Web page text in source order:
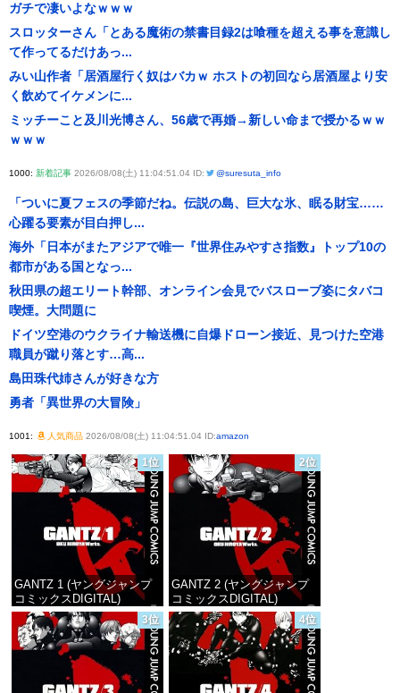
ガチで凄いよなｗｗｗ
スロッターさん「とある魔術の禁書目録2は喰種を超える事を意識し
て作ってるだけあっ...
みい山作者「居酒屋行く奴はバカｗ ホストの初回なら居酒屋より安
く飲めてイケメンに...
ミッチーこと及川光博さん、56歳で再婚→新しい命まで授かるｗｗ
ｗｗｗ
1000: 新着記事 2026/08/08(土) 11:04:51.04 ID: @suresuta_info
「ついに夏フェスの季節だね。伝説の島、巨大な氷、眠る財宝……
心躍る要素が目白押し...
海外「日本がまたアジアで唯一『世界住みやすさ指数』トップ10の
都市がある国となっ...
秋田県の超エリート幹部、オンライン会見でバスローブ姿にタバコ
喫煙。大問題に
ドイツ空港のウクライナ輸送機に自爆ドローン接近、見つけた空港
職員が蹴り落とす…高...
島田珠代姉さんが好きな方
勇者「異世界の大冒険」
1001: 人気商品2026/08/08(土) 11:04:51.04 ID:amazon
1位
GANTZ 1 (ヤングジャンプ
コミックスDIGITAL)
価格：¥100
2位
GANTZ 2 (ヤングジャンプ
コミックスDIGITAL)
価格：¥100
3位 4位